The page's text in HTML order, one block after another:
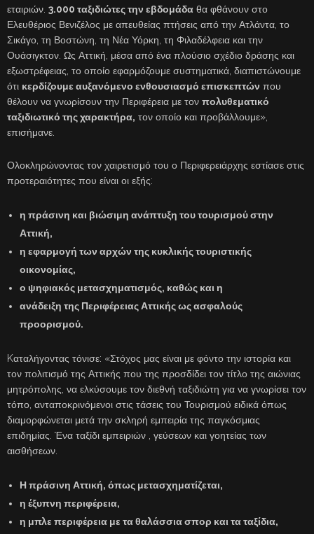
εταιριών. 3.000 ταξιδιώτες την εβδομάδα θα φθάνουν στο
Ελευθέριος Βενιζέλος με απευθείας πτήσεις από την Ατλάντα, το
Σικάγο, τη Βοστώνη, τη Νέα Υόρκη, τη Φιλαδέλφεια και την
Ουάσιγκτον. Ως Αττική, μέσα από ένα πλούσιο σχέδιο δράσης και
εξωστρέφειας, το οποίο εφαρμόζουμε συστηματικά, διαπιστώνουμε
ότι κερδίζουμε αυξανόμενο ενθουσιασμό επισκεπτών που
θέλουν να γνωρίσουν την Περιφέρεια με τον πολυθεματικό
ταξιδιωτικό της χαρακτήρα, τον οποίο και προβάλλουμε»,
επισήμανε.
Ολοκληρώνοντας τον χαιρετισμό του ο Περιφερειάρχης εστίασε στις
προτεραιότητες που είναι οι εξής:
η πράσινη και βιώσιμη ανάπτυξη του τουρισμού στην
Αττική,
η εφαρμογή των αρχών της κυκλικής τουριστικής
οικονομίας,
ο ψηφιακός μετασχηματισμός, καθώς και η
ανάδειξη της Περιφέρειας Αττικής ως ασφαλούς
προορισμού.
Kαταλήγοντας τόνισε: «Στόχος μας είναι με φόντο την ιστορία και
τον πολιτισμό της Αττικής που της προσδίδει τον τίτλο της αιώνιας
μητρόπολης, να ελκύσουμε τον διεθνή ταξιδιώτη για να γνωρίσει τον
τόπο, ανταποκρινόμενοι στις τάσεις του Τουρισμού ειδικά όπως
διαμορφώνεται μετά την σκληρή εμπειρία της παγκόσμιας
επιδημίας. Ένα ταξίδι εμπειριών , γεύσεων και γοητείας των
αισθήσεων.
Η πράσινη Αττική, όπως μετασχηματίζεται,
η έξυπνη περιφέρεια,
η μπλε περιφέρεια με τα θαλάσσια σπορ και τα ταξίδια,